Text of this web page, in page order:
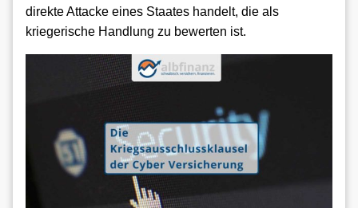
direkte Attacke eines Staates handelt, die als
kriegerische Handlung zu bewerten ist.